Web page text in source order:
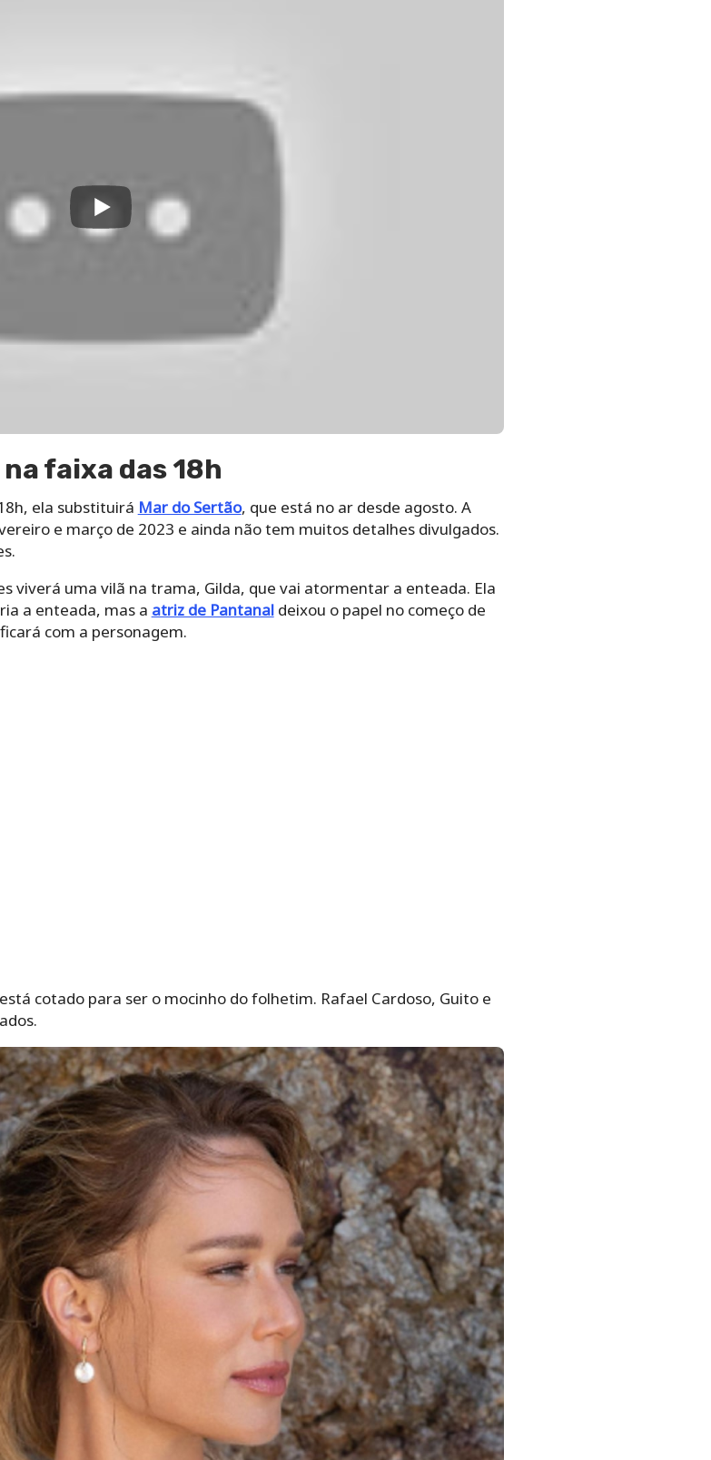
faixa das 18h
ela substituirá Mar do Sertão, que está no ar desde agosto. A
e março de 2023 e ainda não tem muitos detalhes divulgados.
viverá uma vilã na trama, Gilda, que vai atormentar a enteada. Ela
a enteada, mas a atriz de Pantanaldeixou o papel no começo de
com a personagem.
cotado para ser o mocinho do folhetim. Rafael Cardoso, Guito e